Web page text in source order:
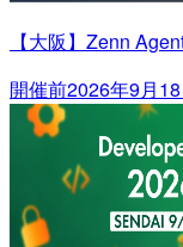
【大阪】Zenn
開催前2026年9月